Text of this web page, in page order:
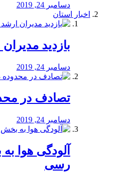
دسامبر 24, 2019
اخبار استان
بازدید
دسامبر 24, 2019
تصادف در
دسامبر 24, 2019
آلودگی هوا
رسی